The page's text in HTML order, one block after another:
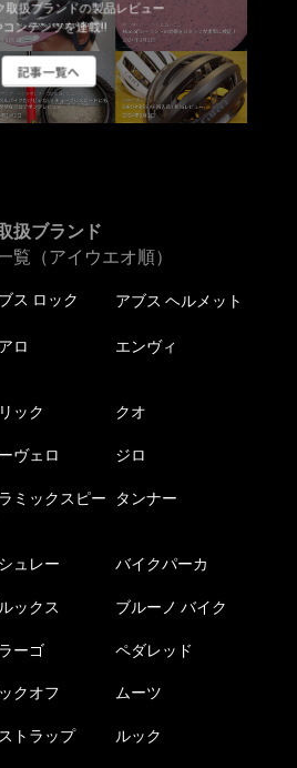
取扱ブランドの製品レビュー
コンテンツを連載!!
記事一覧へ
扱ブランド
覧（アイウエオ順）
ス ロック アブス ヘルメット
ロ エンヴィ
ック クオ
ヴェロ ジロ
ミックスピー
タンナー
ュレー バイクパーカ
ックス ブルーノ バイク
ーゴ ペダレッド
クオフ ムーツ
トラップ ルック